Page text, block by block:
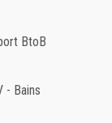
BtoB
- Bains